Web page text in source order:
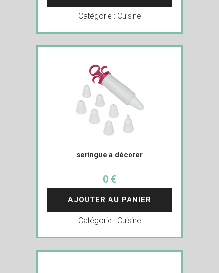
Catégorie : Cuisine
seringue a décorer
0 €
AJOUTER AU PANIER
Catégorie : Cuisine